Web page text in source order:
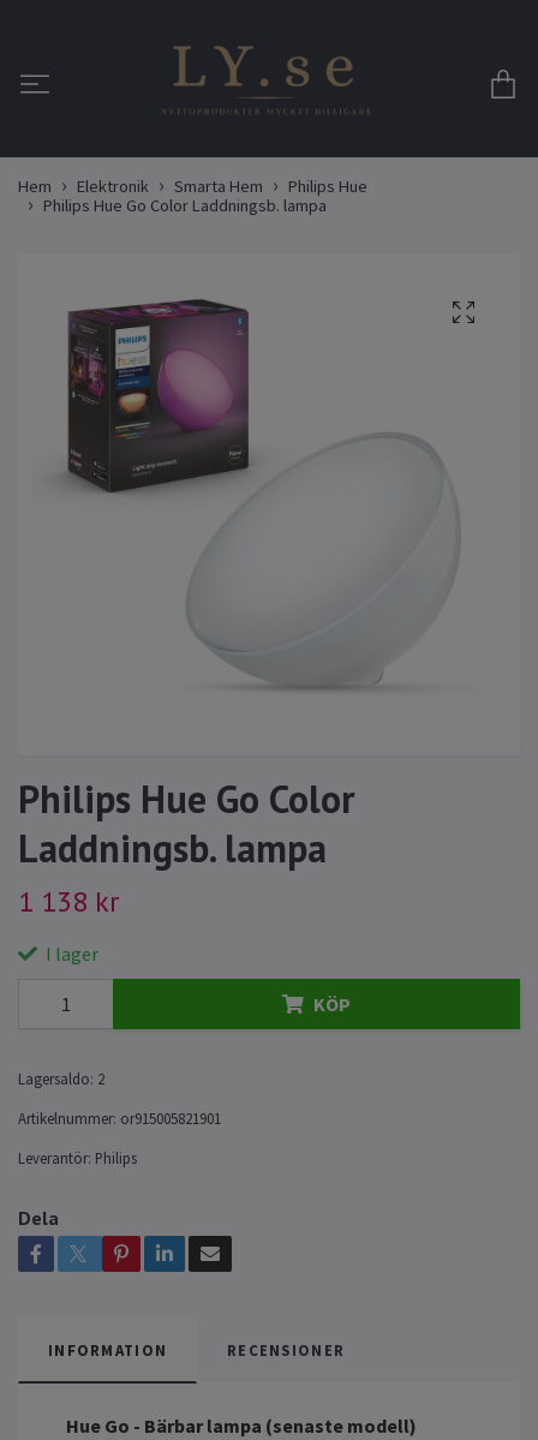
Hem Elektronik Smarta Hem
Philips Hue
Philips Hue Go Color Laddningsb. lampa
Philips Hue Go Color
Laddningsb. lampa
1 138 kr
I lager
KÖP
Lagersaldo: 2
Artikelnummer: or915005821901
Leverantör: Philips
Dela
INFORMATION RECENSIONER
Hue Go - Bärbar lampa (senaste modell)